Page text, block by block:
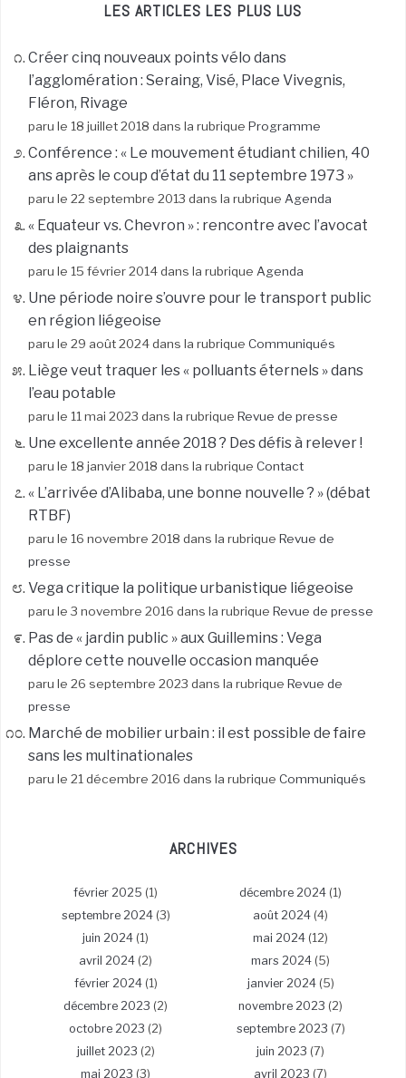
LES ARTICLES LES PLUS LUS
Créer cinq nouveaux points vélo dans
l’agglomération : Seraing, Visé, Place Vivegnis,
Fléron, Rivage
paru le 18 juillet 2018 dans la rubrique Programme
Conférence : « Le mouvement étudiant chilien, 40
ans après le coup d’état du 11 septembre 1973 »
paru le 22 septembre 2013 dans la rubrique Agenda
« Equateur vs. Chevron » : rencontre avec l’avocat
des plaignants
paru le 15 février 2014 dans la rubrique Agenda
Une période noire s’ouvre pour le transport public
en région liégeoise
paru le 29 août 2024 dans la rubrique Communiqués
Liège veut traquer les « polluants éternels » dans
l’eau potable
paru le 11 mai 2023 dans la rubrique Revue de presse
Une excellente année 2018 ? Des défis à relever !
paru le 18 janvier 2018 dans la rubrique Contact
« L’arrivée d’Alibaba, une bonne nouvelle ? » (débat
RTBF)
paru le 16 novembre 2018 dans la rubrique Revue de
presse
Vega critique la politique urbanistique liégeoise
paru le 3 novembre 2016 dans la rubrique Revue de presse
Pas de « jardin public » aux Guillemins : Vega
déplore cette nouvelle occasion manquée
paru le 26 septembre 2023 dans la rubrique Revue de
presse
Marché de mobilier urbain : il est possible de faire
sans les multinationales
paru le 21 décembre 2016 dans la rubrique Communiqués
ARCHIVES
février 2025 (1) décembre 2024 (1)
septembre 2024(3) août 2024 (4)
juin 2024 (1) mai 2024 (12)
avril 2024 (2) mars 2024 (5)
février 2024(1) janvier 2024(5)
décembre 2023 (2) novembre 2023 (2)
octobre 2023 (2) septembre 2023 (7)
juillet 2023 (2) juin 2023 (7)
mai 2023 (3) avril 2023 (7)